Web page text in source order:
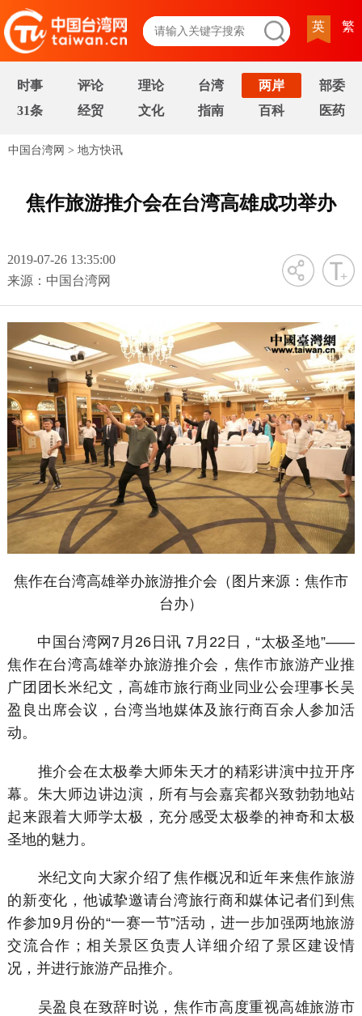
英 繁
时事 评论 理论 台湾 两岸
部委
31条
经贸 文化 指南 百科 医药
中国台湾网 > 地方快讯
焦作旅游推介会在台湾高雄成功举办
2019-07-26 13:35:00
来源：中国台湾网
字号
焦作在台湾高雄举办旅游推介会（图片来源：焦作市
台办）
中国台湾网7月26日讯 7月22日，“太极圣地”——
焦作在台湾高雄举办旅游推介会，焦作市旅游产业推
广团团长米纪文，高雄市旅行商业同业公会理事长吴
盈良出席会议，台湾当地媒体及旅行商百余人参加活
动。
推介会在太极拳大师朱天才的精彩讲演中拉开序
幕。朱大师边讲边演，所有与会嘉宾都兴致勃勃地站
起来跟着大师学太极，充分感受太极拳的神奇和太极
圣地的魅力。
米纪文向大家介绍了焦作概况和近年来焦作旅游
的新变化，他诚挚邀请台湾旅行商和媒体记者们到焦
作参加9月份的“一赛一节”活动，进一步加强两地旅游
交流合作；相关景区负责人详细介绍了景区建设情
况，并进行旅游产品推介。
吴盈良在致辞时说，焦作市高度重视高雄旅游市